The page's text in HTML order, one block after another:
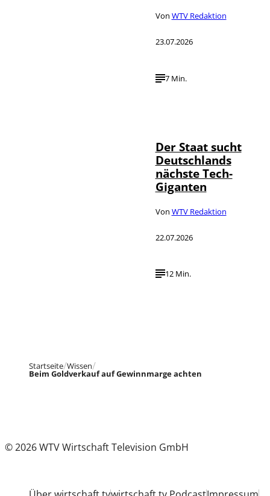
Von WTV Redaktion
23.07.2026
7 Min.
Der Staat sucht
Deutschlands
nächste Tech-
Giganten
Von WTV Redaktion
22.07.2026
12 Min.
Startseite Wissen
Beim Goldverkauf auf Gewinnmarge achten
© 2026 WTV Wirtschaft Television GmbH